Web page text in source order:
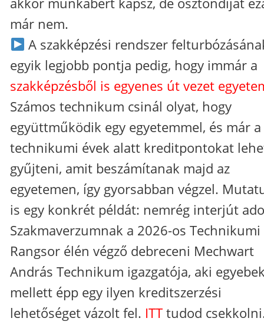
már nem.
A szakképzési rendszer
egyik legjobb pontja pedig, hogy immár a
szakképzésből is egyenes út vezet
Számos technikum csinál olyat, hogy
együttműködik egy egyetemmel, és már a
technikumi évek alatt kreditpontokat
gyűjteni, amit beszámítanak majd az
egyetemen, így gyorsabban végzel.
is egy konkrét példát: nemrég interjút
Szakmaverzumnak a 2026-os Technikumi
Rangsor élén végző debreceni Mechwart
András Technikum igazgatója, aki
mellett épp egy ilyen kreditszerzési
lehetőséget vázolt fel. ITT tudod